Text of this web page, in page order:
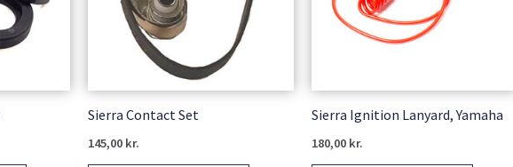
Sierra Contact Set
145,00 kr.
Sierra Ignition Lanyard, Yamaha
180,00 kr.